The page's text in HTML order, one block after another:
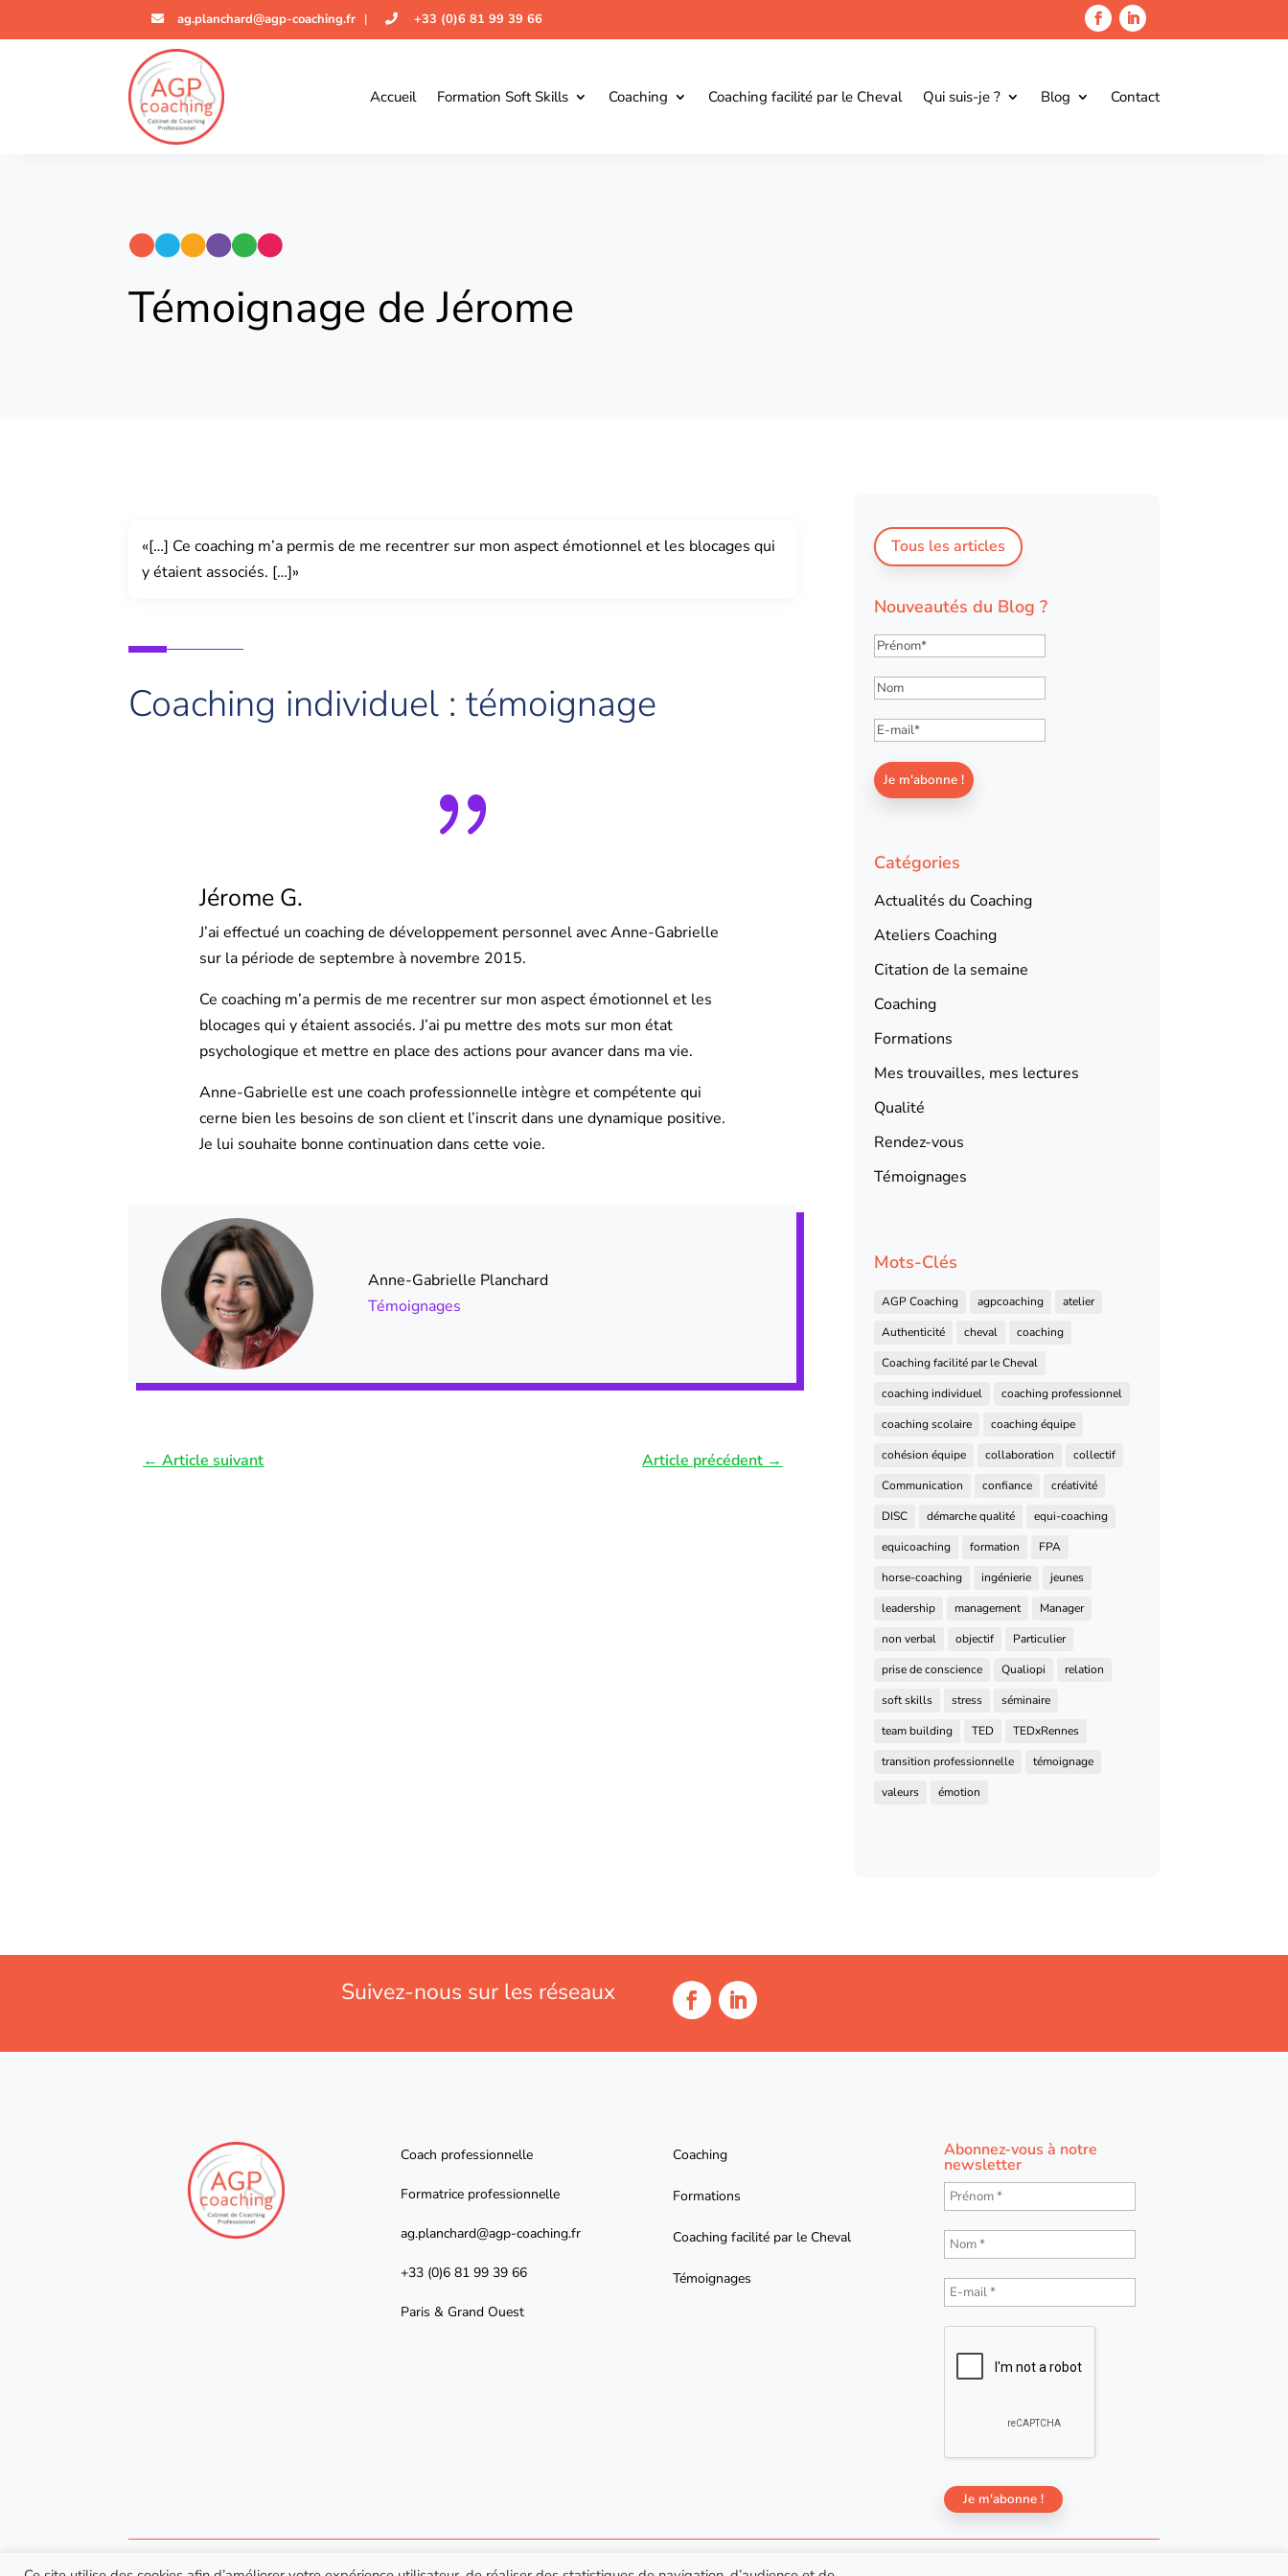
ag.planchard@agp-coaching.fr| +33 (0)6 81 99 39 66
Accueil Formation Soft Skills Coaching Coaching facilité par le Cheval Qui suis-je ? Blog Contact
Témoignage de Jérome
«[…] Ce coaching m’a permis de me recentrer sur mon aspect émotionnel et les blocages qui
y étaient associés. […]»
Coaching individuel : témoignage
{
Jérome G.
J’ai effectué un coaching de développement personnel avec Anne-Gabrielle
sur la période de septembre à novembre 2015.
Ce coaching m’a permis de me recentrer sur mon aspect émotionnel et les
blocages qui y étaient associés. J’ai pu mettre des mots sur mon état
psychologique et mettre en place des actions pour avancer dans ma vie.
Anne-Gabrielle est une coach professionnelle intègre et compétente qui
cerne bien les besoins de son client et l’inscrit dans une dynamique positive.
Je lui souhaite bonne continuation dans cette voie.
Anne-Gabrielle Planchard
Témoignages
←Article suivant Article précédent →
Tous les articles
Nouveautés du Blog ?
Catégories
Actualités du Coaching
Ateliers Coaching
Citation de la semaine
Coaching
Formations
Mes trouvailles, mes lectures
Qualité
Rendez-vous
Témoignages
Mots-Clés
AGP Coaching agpcoaching
atelier
Authenticité
cheval
coaching
Coaching facilité par le Cheval
coaching individuel
coaching professionnel
coaching scolaire
coaching équipe
cohésion équipe
collaboration
collectif
Communication
confiance
créativité
DISC
démarche qualité
equi-coaching
equicoaching
formation
FPA
horse-coaching
ingénierie
jeunes
leadership
management
Manager
non verbal
objectif
Particulier
prise de conscience
Qualiopi
relation
soft skills
stress
séminaire
team building
TED
TEDxRennes
transition professionnelle
témoignage
valeurs
émotion
Suivez-nous sur les réseaux
Coach professionnelle
Formatrice professionnelle
ag.planchard@agp-coaching.fr
+33 (0)6 81 99 39 66
Paris & Grand Ouest
Coaching
Formations
Coaching facilité par le Cheval
Témoignages
Abonnez-vous à notre
newsletter